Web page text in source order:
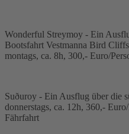
Wonderful Streymoy - Ein
Bootsfahrt Vestmanna Bird
montags, ca. 8h, 300,- Euro/
Suðuroy - Ein Ausflug über die
donnerstags, ca. 12h, 360,-
Fährfahrt